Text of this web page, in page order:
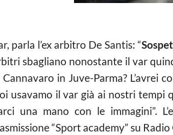
parla l’ex arbitro De Santis: “
sbagliano nonostante il var
Cannavaro in Juve-Parma? L’avrei
usavamo il var già ai nostri tempi
una mano con le immagini”.
“Sport academy” su